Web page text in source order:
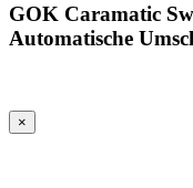
GOK Caramatic
Automatische
×